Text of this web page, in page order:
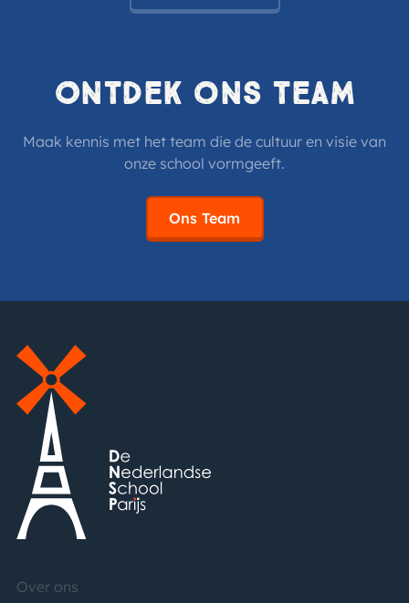
Ontdek ons team
Maak kennis met het team die de cultuur en visie van
onze school vormgeeft.
Ons Team
Over ons